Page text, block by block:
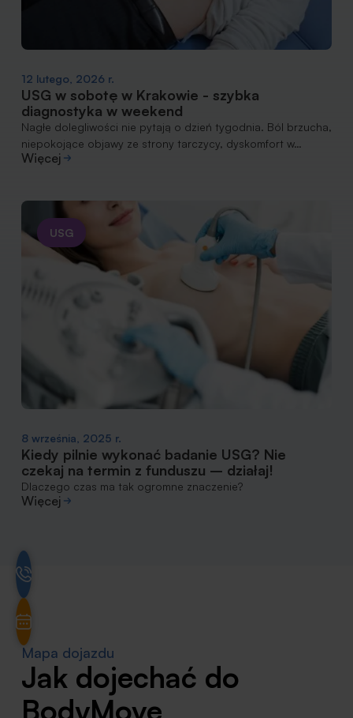
12 lutego, 2026 r.
USG w sobotę w Krakowie - szybka
diagnostyka w weekend
Nagłe dolegliwości nie pytają o dzień tygodnia. Ból brzucha,
niepokojące objawy ze strony tarczycy, dyskomfort w…
Więcej
USG
8 września, 2025 r.
Kiedy pilnie wykonać badanie USG? Nie
czekaj na termin z funduszu – działaj!
Dlaczego czas ma tak ogromne znaczenie?
Więcej
Mapa dojazdu
Jak dojechać do
BodyMove